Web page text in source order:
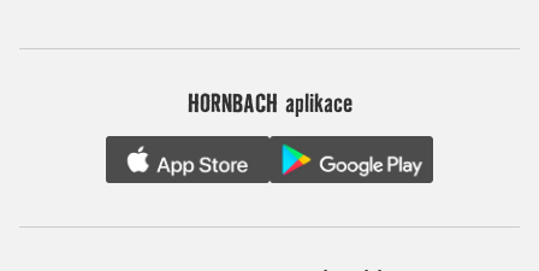
HORNBACH aplikace